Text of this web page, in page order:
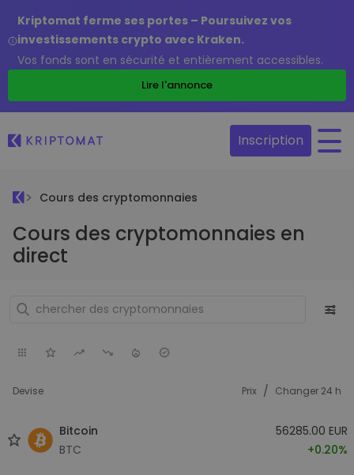
Kriptomat ferme ses portes – Poursuivez vos
investissements crypto avec Kraken.
Vos fonds sont en sécurité et entièrement accessibles.
Lire l'annonce
Inscription
Cours des cryptomonnaies
Cours des cryptomonnaies en
direct
Devise Prix / Changer 24 h
Bitcoin
BTC
56285.00 EUR
+0.20%